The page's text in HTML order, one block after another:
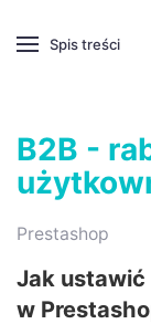
Spis treści
B2B -
Prestashop
Jak
w